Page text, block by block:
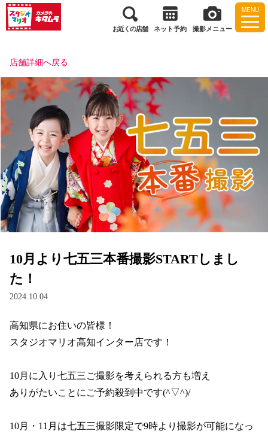
MENU
お近くの店舗 ネット予約 撮影メニュー
店舗詳細へ戻る
10月より七五三本番撮影STARTしまし
た！
2024.10.04
高知県にお住いの皆様！
スタジオマリオ高知インター店です！
10月に入り七五三ご撮影を考えられる方も増え
ありがたいことにご予約殺到中です(^▽^)/
10月・11月は七五三撮影限定で9時より撮影が可能になっ